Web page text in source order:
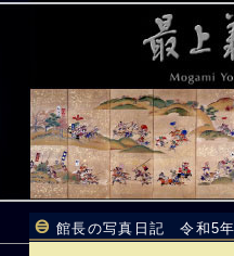
館長の写真日記 令和5